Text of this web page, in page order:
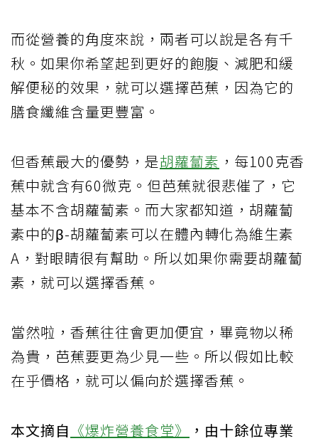
而從營養的角度來說，兩者可以說是各有千
秋。如果你希望起到更好的飽腹、減肥和緩
解便秘的效果，就可以選擇芭蕉，因為它的
膳食纖維含量更豐富。
但香蕉最大的優勢，是胡蘿蔔素 ，每100克香
蕉中就含有60微克。但芭蕉就很悲催了，它
基本不含胡蘿蔔素。而大家都知道，胡蘿蔔
素中的β-胡蘿蔔素可以在體內轉化為維生素
A，對眼睛很有幫助。所以如果你需要胡蘿蔔
素，就可以選擇香蕉。
當然啦，香蕉往往會更加便宜，畢竟物以稀
為貴，芭蕉要更為少見一些。所以假如比較
在乎價格，就可以偏向於選擇香蕉。
本文摘自 《爆炸營養食堂》
，由十餘位專業